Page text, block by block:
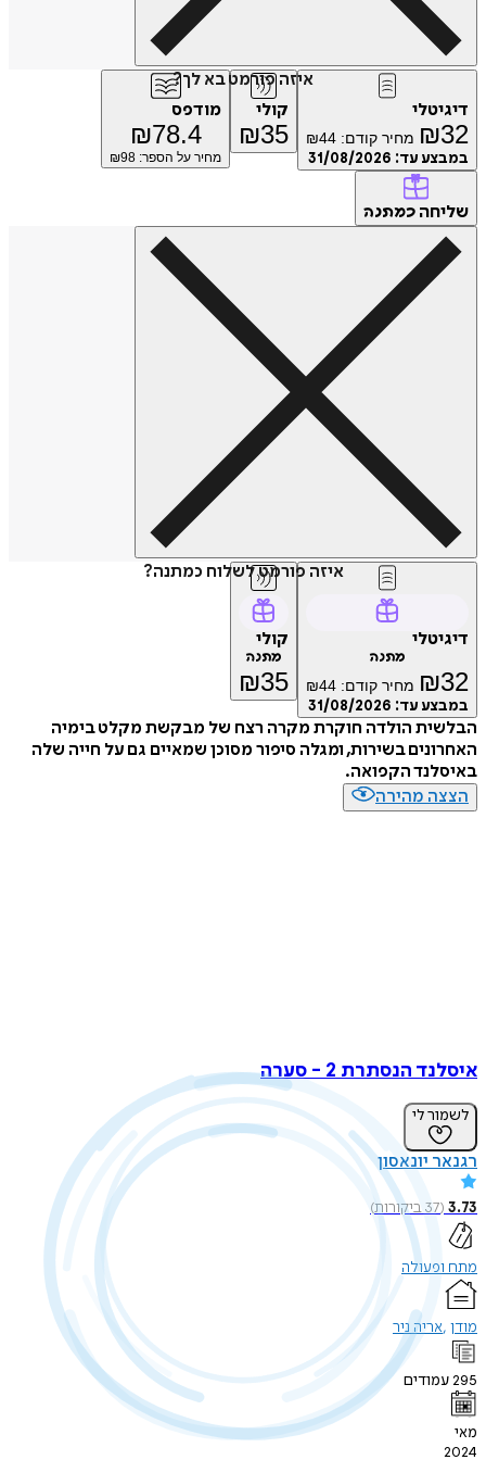
איזה פורמט בא לך?
₪ מחיר קודם: ₪44
עד:31/08/2026
₪ 35
מודפס
₪78.4
מחיר על הספר: ₪98
כמתנה
איזה פורמט לשלוח כמתנה?
₪ מחיר קודם: ₪44
עד:31/08/2026
₪ 35
הולדה חוקרת מקרה רצח של מבקשת מקלט בימיה
בשירות, ומגלה סיפור מסוכן שמאיים גם על חייה שלה
הקפואה.
מהירה
הנסתרת 2 - סערה
לי
יונאסון
37ביקורות)
אריה ניר